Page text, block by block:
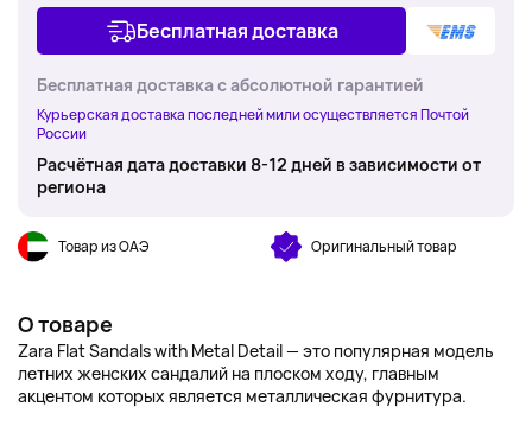
Бесплатная доставка
Бесплатная доставка с абсолютной гарантией
Курьерская доставка последней мили осуществляется Почтой
России
Расчётная дата доставки 8-12 дней в зависимости от
региона
Товар из ОАЭ Оригинальный товар
О товаре
Zara Flat Sandals with Metal Detail — это популярная модель
летних женских сандалий на плоском ходу, главным
акцентом которых является металлическая фурнитура.